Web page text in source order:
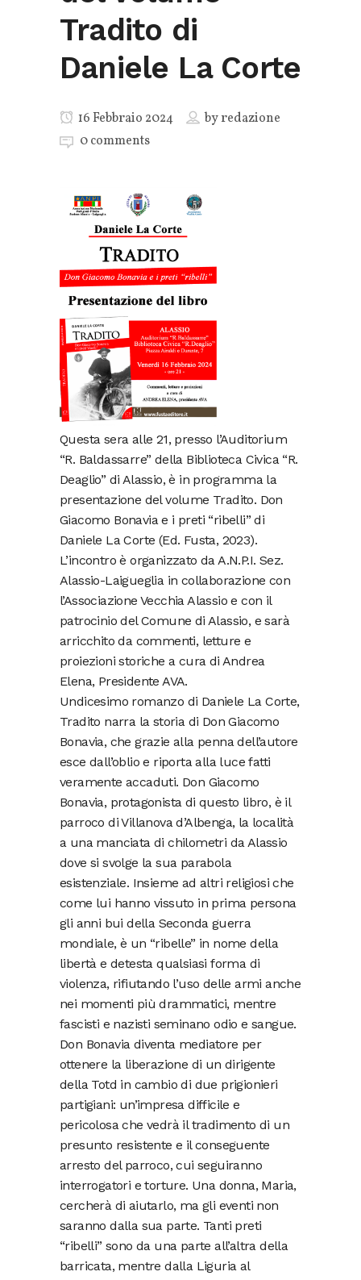
Tradito di
Daniele La Corte
16 Febbraio 2024 byredazione
0 comments
Questa sera alle 21, presso l’Auditorium
“R. Baldassarre” della Biblioteca Civica “R.
Deaglio” di Alassio, è in programma la
presentazione del volume Tradito. Don
Giacomo Bonavia e i preti “ribelli” di
Daniele La Corte (Ed. Fusta, 2023).
L’incontro è organizzato da A.N.P.I. Sez.
Alassio-Laigueglia in collaborazione con
l’Associazione Vecchia Alassio e con il
patrocinio del Comune di Alassio, e sarà
arricchito da commenti, letture e
proiezioni storiche a cura di Andrea
Elena, Presidente AVA.
Undicesimo romanzo di Daniele La Corte,
Tradito narra la storia di Don Giacomo
Bonavia, che grazie alla penna dell’autore
esce dall’oblio e riporta alla luce fatti
veramente accaduti. Don Giacomo
Bonavia, protagonista di questo libro, è il
parroco di Villanova d’Albenga, la località
a una manciata di chilometri da Alassio
dove si svolge la sua parabola
esistenziale. Insieme ad altri religiosi che
come lui hanno vissuto in prima persona
gli anni bui della Seconda guerra
mondiale, è un “ribelle” in nome della
libertà e detesta qualsiasi forma di
violenza, rifiutando l’uso delle armi anche
nei momenti più drammatici, mentre
fascisti e nazisti seminano odio e sangue.
Don Bonavia diventa mediatore per
ottenere la liberazione di un dirigente
della Totd in cambio di due prigionieri
partigiani: un’impresa difficile e
pericolosa che vedrà il tradimento di un
presunto resistente e il conseguente
arresto del parroco, cui seguiranno
interrogatori e torture. Una donna, Maria,
cercherà di aiutarlo, ma gli eventi non
saranno dalla sua parte. Tanti preti
“ribelli” sono da una parte all’altra della
barricata, mentre dalla Liguria al